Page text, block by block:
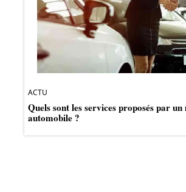
ACTU
Quels sont les services proposés par
automobile ?